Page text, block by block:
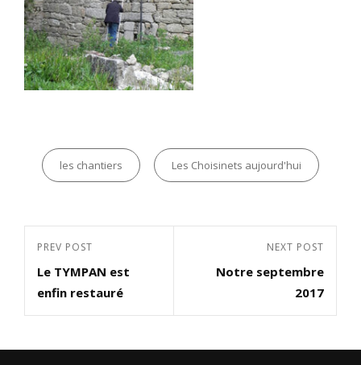
Categories
les chantiers Les Choisinets aujourd'hui
Navigation
de
l’article
Previous
Post
PREV POST
Le TYMPAN est
enfin restauré
Post
NEXT POST
Notre septembre
2017